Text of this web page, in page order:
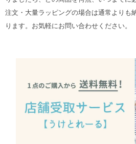
注文・大量ラッピングの場合は通常よりも
ります。お気軽にお問い合わせください。